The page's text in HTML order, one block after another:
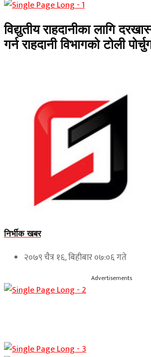
विद्युतीय राहदानीका लागि
गर्न राहदानी विभागको टोली
निर्भीक खबर
२०७९ चैत्र १६, बिहीबार ०७:०६ गते
Advertisements